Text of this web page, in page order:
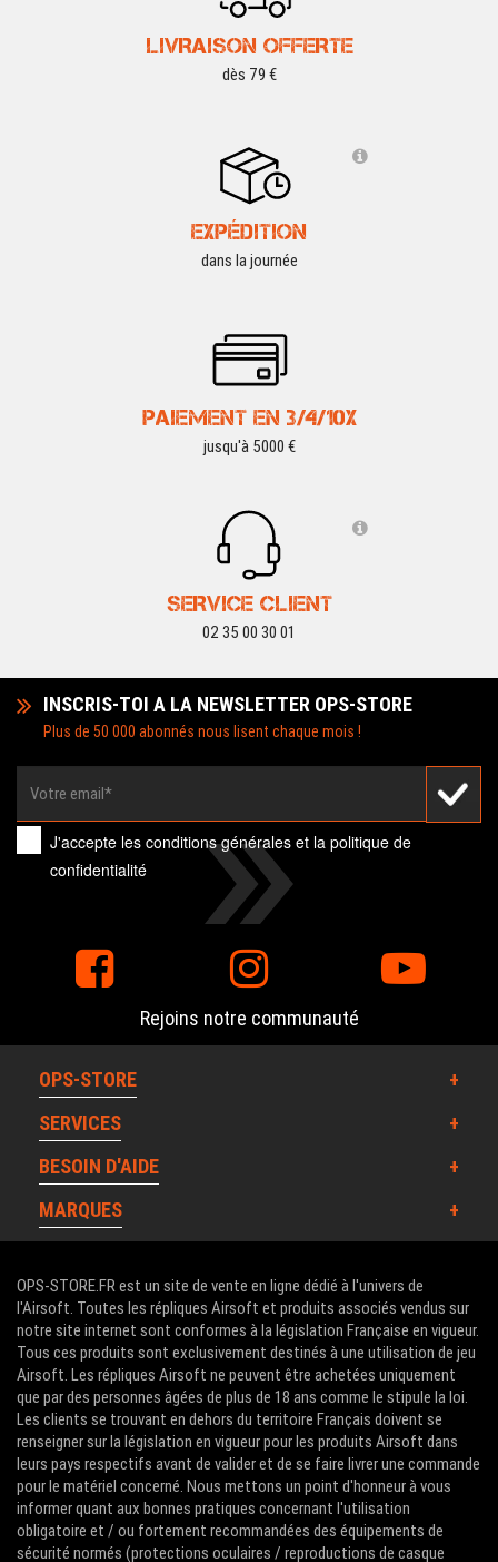
LIVRAISON OFFERTE
dès 79 €
EXPÉDITION
dans la journée
PAIEMENT EN 3/4/10X
jusqu'à 5000 €
SERVICE CLIENT
02 35 00 30 01
INSCRIS-TOI A LA NEWSLETTER OPS-STORE
Plus de 50 000 abonnés nous lisent chaque mois !
J'accepte lesconditions générales et lapolitique de
confidentialité
Rejoins notre communauté
OPS-STORE
SERVICES
BESOIN D'AIDE
MARQUES
OPS-STORE.FR est un site de vente en ligne dédié à l'univers de
l'Airsoft. Toutes les répliques Airsoft et produits associés vendus sur
notre site internet sont conformes à la législation Française en vigueur.
Tous ces produits sont exclusivement destinés à une utilisation de jeu
Airsoft. Les répliques Airsoft ne peuvent être achetées uniquement
que par des personnes âgées de plus de 18 ans comme le stipule la loi.
Les clients se trouvant en dehors du territoire Français doivent se
renseigner sur la législation en vigueur pour les produits Airsoft dans
leurs pays respectifs avant de valider et de se faire livrer une commande
pour le matériel concerné. Nous mettons un point d'honneur à vous
informer quant aux bonnes pratiques concernant l'utilisation
obligatoire et / ou fortement recommandées des équipements de
sécurité normés (protections oculaires / reproductions de casque